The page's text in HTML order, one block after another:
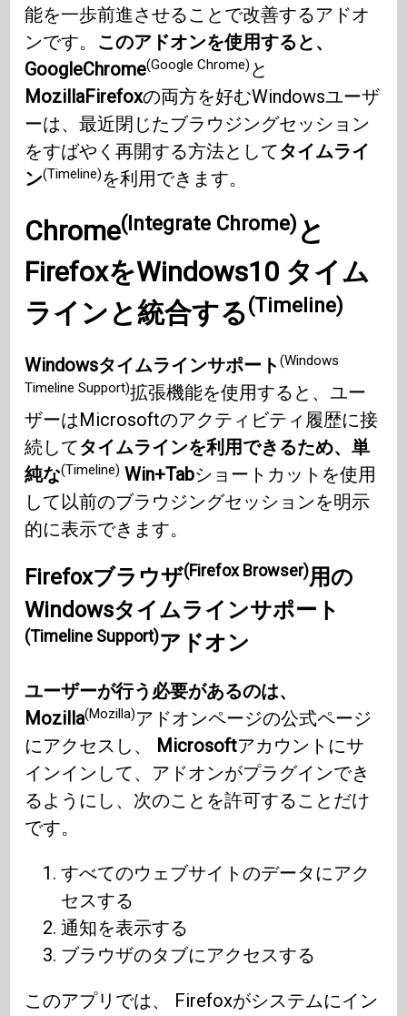
能を一歩前進させることで改善するアドオ
ンです。 このアドオンを使用すると、
GoogleChrome(Google Chrome) と
MozillaFirefoxの両方を好むWindowsユーザ
ーは、最近閉じたブラウジングセッション
をすばやく再開する方法としてタイムライ
ン(Timeline)を利用できます。
Chrome(Integrate Chrome) と
FirefoxをWindows10 タイム
ラインと統合する(Timeline)
Windowsタイムラインサポート(Windows
Timeline Support)拡張機能を使用すると、ユー
ザーはMicrosoftのアクティビティ履歴に接
続してタイムラインを利用できるため、単
純な(Timeline) Win+Tabショートカットを使用
して以前のブラウジングセッションを明示
的に表示できます。
Firefoxブラウザ(Firefox Browser)用の
Windowsタイムラインサポート
(Timeline Support)アドオン
ユーザーが行う必要があるのは、
Mozilla(Mozilla)アドオンページの公式ページ
にアクセスし、
Microsoftアカウントにサ
インインして、アドオンがプラグインでき
るようにし、次のことを許可することだけ
です。
すべてのウェブサイトのデータにアク
セスする
通知を表示する
ブラウザのタブにアクセスする
このアプリでは、 Firefoxがシステムにイン